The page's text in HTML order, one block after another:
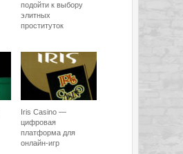
подойти к выбору
элитных
проституток
Iris Casino —
цифровая
платформа для
онлайн-игр